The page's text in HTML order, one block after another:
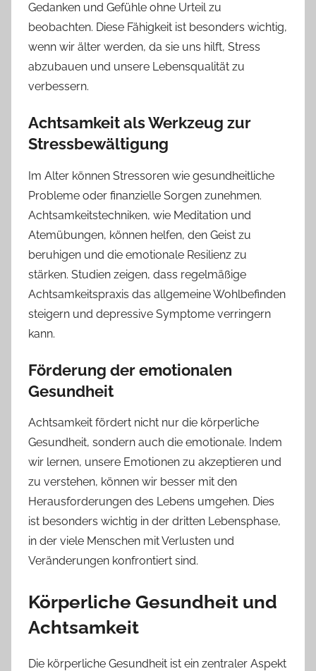
Gedanken und Gefühle ohne Urteil zu
beobachten. Diese Fähigkeit ist besonders wichtig,
wenn wir älter werden, da sie uns hilft, Stress
abzubauen und unsere Lebensqualität zu
verbessern.
Achtsamkeit als Werkzeug zur
Stressbewältigung
Im Alter können Stressoren wie gesundheitliche
Probleme oder finanzielle Sorgen zunehmen.
Achtsamkeitstechniken, wie Meditation und
Atemübungen, können helfen, den Geist zu
beruhigen und die emotionale Resilienz zu
stärken. Studien zeigen, dass regelmäßige
Achtsamkeitspraxis das allgemeine Wohlbefinden
steigern und depressive Symptome verringern
kann.
Förderung der emotionalen
Gesundheit
Achtsamkeit fördert nicht nur die körperliche
Gesundheit, sondern auch die emotionale. Indem
wir lernen, unsere Emotionen zu akzeptieren und
zu verstehen, können wir besser mit den
Herausforderungen des Lebens umgehen. Dies
ist besonders wichtig in der dritten Lebensphase,
in der viele Menschen mit Verlusten und
Veränderungen konfrontiert sind.
Körperliche Gesundheit und
Achtsamkeit
Die körperliche Gesundheit ist ein zentraler Aspekt